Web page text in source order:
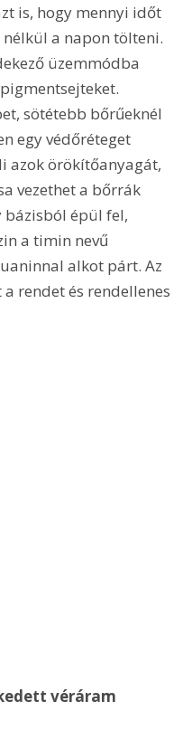
is, hogy mennyi időt
nélkül a napon tölteni.
üzemmódba
sötétebb bőrűeknél
egy védőréteget
azok örökítőanyagát,
vezethet a bőrrák
bázisból épül fel,
a timin nevű
alkot párt. Az
rendet és rendellenes
véráram